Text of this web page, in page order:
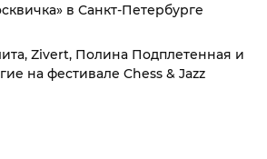
в Санкт-Петербурге
Zivert, Полина Подплетенная и
на фестивале Chess & Jazz